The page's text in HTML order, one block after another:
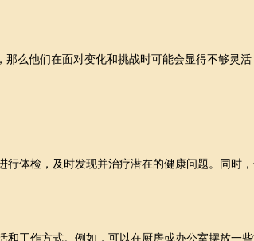
么他们在面对变化和挑战时可能会显得不够灵活
体检，及时发现并治疗潜在的健康问题。同时
工作方式。例如，可以在厨房或办公室摆放一